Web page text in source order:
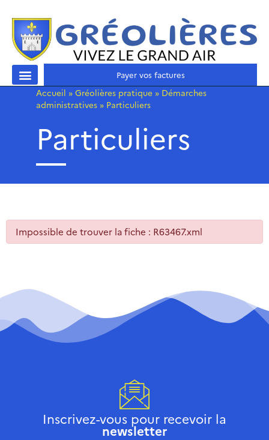
Payer vos factures
Accueil » Gréolières pratique » Démarches
administratives » Particuliers
Particuliers
Impossible de trouver la fiche : R63467.xml
Inscrivez-vous pour recevoir la
newsletter